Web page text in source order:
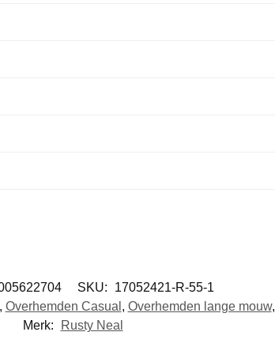
SKU:
17052421-R-55-1
, Overhemden Casual , Overhemden lange mouw,
Merk:
Rusty Neal